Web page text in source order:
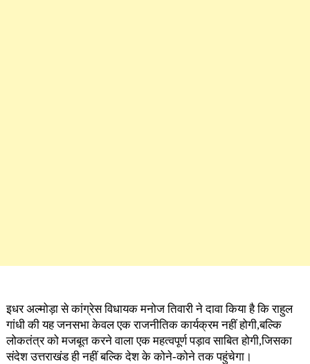
इधर अल्मोड़ा से कांग्रेस विधायक मनोज तिवारी ने दावा किया है कि राहुल
गांधी की यह जनसभा केवल एक राजनीतिक कार्यक्रम नहीं होगी,बल्कि
लोकतंत्र को मजबूत करने वाला एक महत्वपूर्ण पड़ाव साबित होगी,जिसका
संदेश उत्तराखंड ही नहीं बल्कि देश के कोने-कोने तक पहुंचेगा।